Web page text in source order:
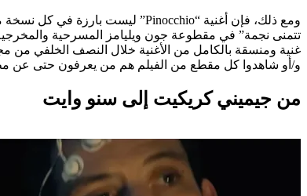
تتمنى نجمة” في مقطوعة جون ويليامز المسرحية
و/أو شاهدوا كل مقطع من الفيلم هم من يعرفون حتى عن
من جيميني كريكيت إلى سنو وايت